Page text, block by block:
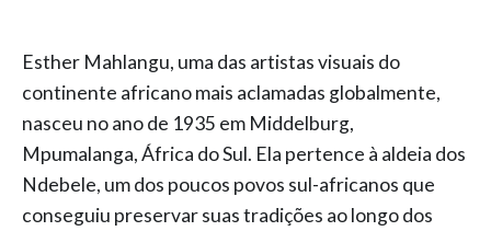
Esther Mahlangu, uma das artistas visuais do
continente africano mais aclamadas globalmente,
nasceu no ano de 1935 em Middelburg,
Mpumalanga, África do Sul. Ela pertence à aldeia dos
Ndebele, um dos poucos povos sul-africanos que
conseguiu preservar suas tradições ao longo dos